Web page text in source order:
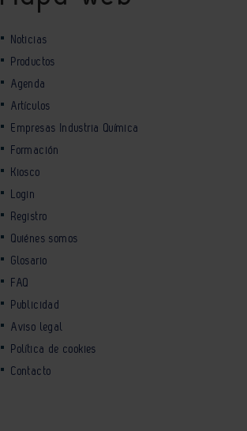
Noticias
Productos
Agenda
Artículos
Empresas Industria Química
Formación
Kiosco
Login
Registro
Quiénes somos
Glosario
FAQ
Publicidad
Aviso legal
Política de cookies
Contacto